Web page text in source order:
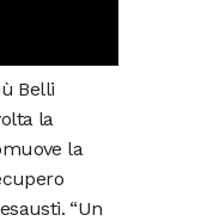
Belli
la
la
“Un